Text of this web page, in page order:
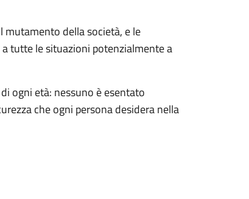
mutamento della società, e le
tutte le situazioni potenzialmente a
ogni età: nessuno è esentato
che ogni persona desidera nella